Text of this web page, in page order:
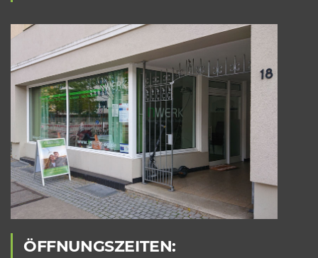
ÖFFNUNGSZEITEN: